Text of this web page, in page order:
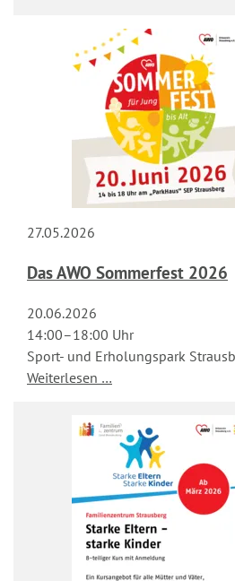
27.05.2026
Das AWO Sommerfest 2026
20.06.2026
14:00–18:00 Uhr
Sport- und Erholungspark
Weiterlesen …
Sommerfest
2026